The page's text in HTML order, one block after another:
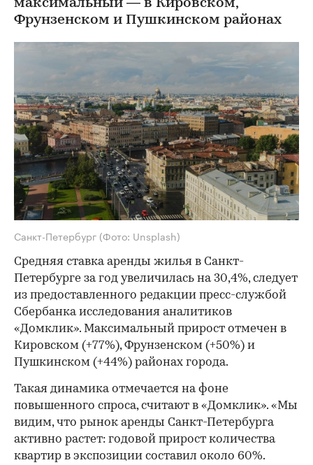
максимальный — в Кировском,
Фрунзенском и Пушкинском районах
Санкт-Петербург (Фото: Unsplash)
Средняя ставка аренды жилья в Санкт-
Петербурге за год увеличилась на 30,4%, следует
из предоставленного редакции пресс-службой
Сбербанка исследования аналитиков
«Домклик». Максимальный прирост отмечен в
Кировском (+77%), Фрунзенском (+50%) и
Пушкинском (+44%) районах города.
Такая динамика отмечается на фоне
повышенного спроса, считают в «Домклик». «Мы
видим, что рынок аренды Санкт-Петербурга
активно растет: годовой прирост количества
квартир в экспозиции составил около 60%.